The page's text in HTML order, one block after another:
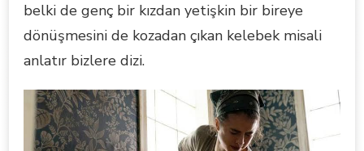
belki de genç bir kızdan yetişkin bir bireye
dönüşmesini de kozadan çıkan kelebek misali
anlatır bizlere dizi.